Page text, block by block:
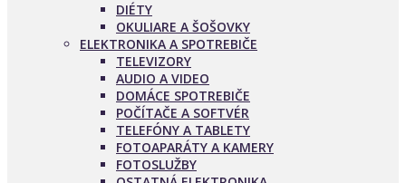
DIÉTY
OKULIARE A ŠOŠOVKY
ELEKTRONIKA A SPOTREBIČE
TELEVIZORY
AUDIO A VIDEO
DOMÁCE SPOTREBIČE
POČÍTAČE A SOFTVÉR
TELEFÓNY A TABLETY
FOTOAPARÁTY A KAMERY
FOTOSLUŽBY